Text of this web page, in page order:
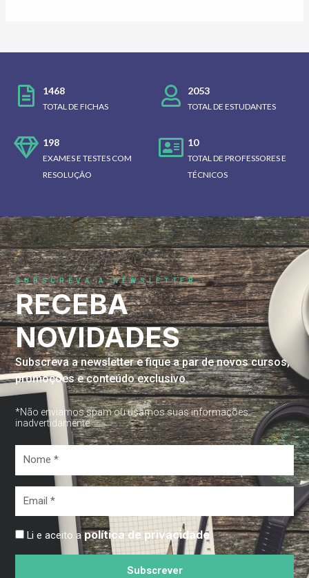
1468
TOTAL DE FICHAS
2053
TOTAL DE ESTUDANTES
198
EXAMES E TESTES COM
RESOLUÇÃO
10
TOTAL DE PROFESSORES E
TÉCNICOS
SUBSCREVA A NEWSLETTER
RECEBA
NOVIDADES
Subscreva a newsletter e fique a par de novos cursos,
promoções e conteúdo exclusivo.
*Não enviamos spam ou usamos suas informações
inadvertidamente
Li e aceito apolítica de privacidade
Subscrever